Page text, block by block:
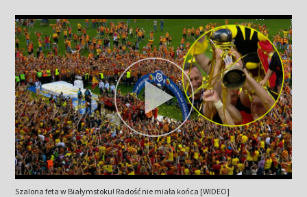
Szalona feta w Białymstoku! Radość nie miała końca [WIDEO]